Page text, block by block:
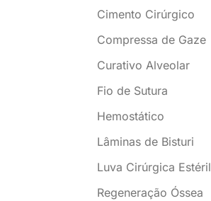
Cimento Cirúrgico
Compressa de Gaze
Curativo Alveolar
Fio de Sutura
Hemostático
Lâminas de Bisturi
Luva Cirúrgica Estéril
Regeneração Óssea